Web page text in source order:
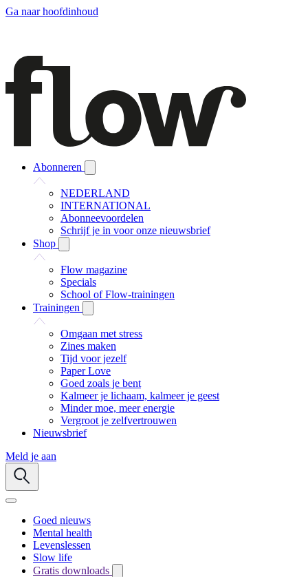
Ga naar hoofdinhoud
Abonneren
NEDERLAND
INTERNATIONAL
Abonneevoordelen
Schrijf je in voor onze nieuwsbrief
Shop
Flow magazine
Specials
School of Flow-trainingen
Trainingen
Omgaan met stress
Zines maken
Tijd voor jezelf
Paper Love
Goed zoals je bent
Kalmeer je lichaam, kalmeer je geest
Minder moe, meer energie
Vergroot je zelfvertrouwen
Nieuwsbrief
Meld je aan
Goed nieuws
Mental health
Levenslessen
Slow life
Gratis downloads